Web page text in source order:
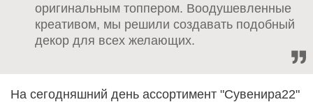
оригинальным топпером. Воодушевленные
креативом, мы решили создавать подобный
декор для всех желающих.
На сегодняшний день ассортимент "Сувенира22"